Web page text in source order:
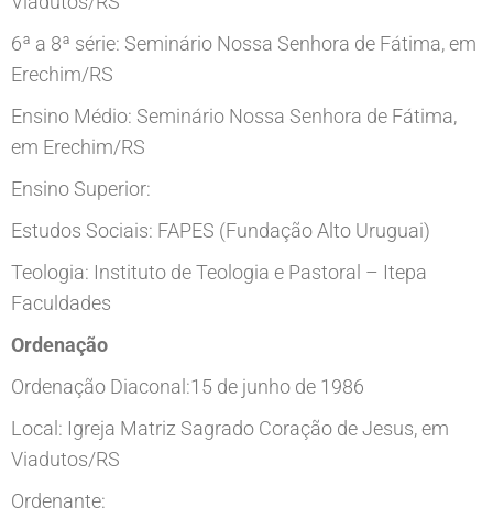
6ª a 8ª série: Seminário Nossa Senhora de Fátima, em
Erechim/RS
Ensino Médio: Seminário Nossa Senhora de Fátima,
em Erechim/RS
Ensino Superior:
Estudos Sociais: FAPES (Fundação Alto Uruguai)
Teologia: Instituto de Teologia e Pastoral – Itepa
Faculdades
Ordenação
Ordenação Diaconal:15 de junho de 1986
Local: Igreja Matriz Sagrado Coração de Jesus, em
Viadutos/RS
Ordenante: